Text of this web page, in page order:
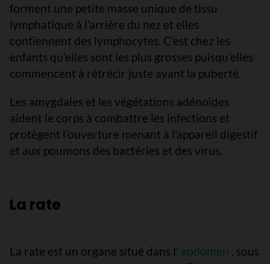
forment une petite masse unique de tissu
lymphatique à l’arrière du nez et elles
contiennent des lymphocytes. C’est chez les
enfants qu’elles sont les plus grosses puisqu’elles
commencent à rétrécir juste avant la puberté.
Les amygdales et les végétations adénoïdes
aident le corps à combattre les infections et
protègent l’ouverture menant à l’appareil digestif
et aux poumons des bactéries et des virus.
La rate
La rate est un organe situé dans l’ abdomen , sous